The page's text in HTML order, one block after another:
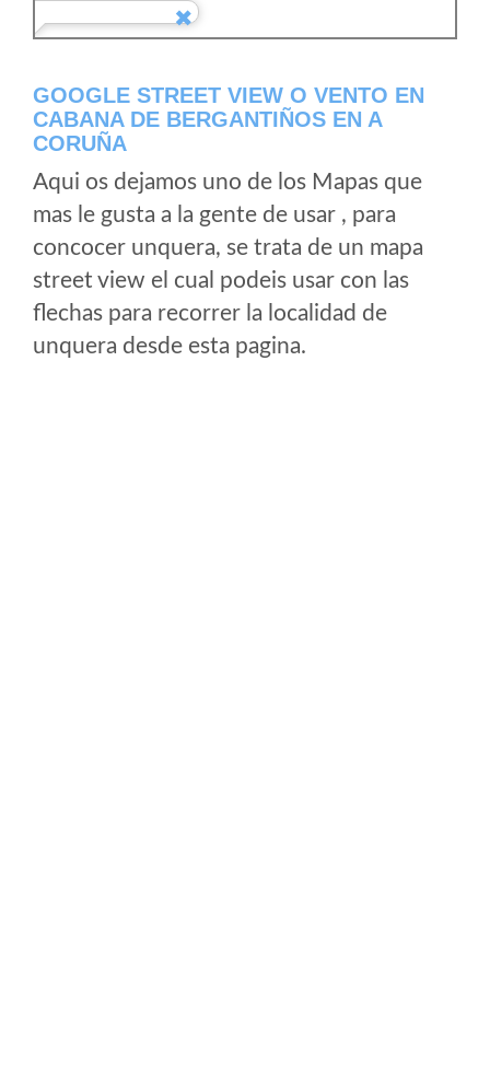
GOOGLE STREET VIEW O VENTO EN
CABANA DE BERGANTIÑOS EN A
CORUÑA
Aqui os dejamos uno de los Mapas que
mas le gusta a la gente de usar , para
concocer unquera, se trata de un mapa
street view el cual podeis usar con las
flechas para recorrer la localidad de
unquera desde esta pagina.